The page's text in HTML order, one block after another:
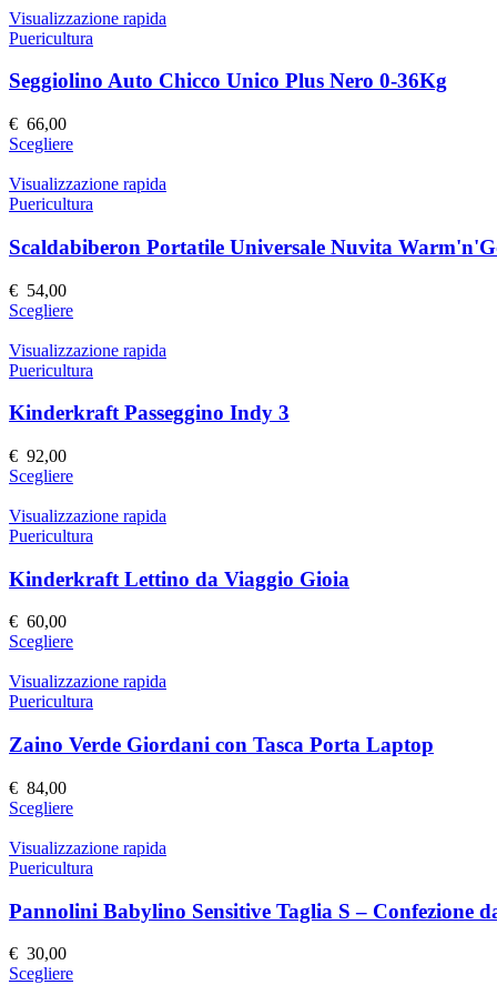
nella
pagina
del
prodotto
ha
più
Le
scelte
nella
pagina
del
prodotto
Visualizzazione rapida
Puericultura
Seggiolino Auto Chicco Unico Plus Nero 0-36Kg
€ 66,00
ScegliereQuesto
ha
più
Le
opzioni
scelte
nella
pagina
del
prodotto
Visualizzazione rapida
Puericultura
Scaldabiberon Portatile Universale Nuvita
€ 54,00
ScegliereQuesto
ha
più
Le
scelte
nella
pagina
del
prodotto
Visualizzazione rapida
Puericultura
Kinderkraft Passeggino Indy 3
€ 92,00
ScegliereQuesto
ha
più
Le
opzioni
scelte
nella
pagina
del
prodotto
Visualizzazione rapida
Puericultura
Kinderkraft Lettino da Viaggio Gioia
€ 60,00
ScegliereQuesto
ha
più
Le
opzioni
scelte
nella
pagina
del
prodotto
Visualizzazione rapida
Puericultura
Zaino Verde Giordani con Tasca Porta Laptop
€ 84,00
ScegliereQuesto
ha
più
Le
opzioni
scelte
Visualizzazione rapida
Puericultura
Pannolini Babylino Sensitive Taglia S – Confezione
€ 30,00
ScegliereQuesto